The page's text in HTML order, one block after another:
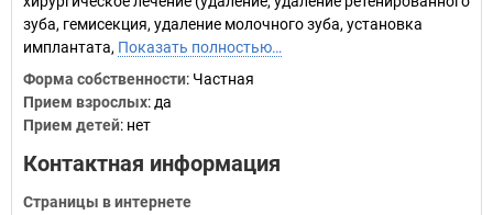
зуба, гемисекция, удаление молочного зуба, установка
имплантата, Показать полностью…
Форма собственности: Частная
Прием взрослых: да
Прием детей: нет
Контактная информация
Страницы в интернете